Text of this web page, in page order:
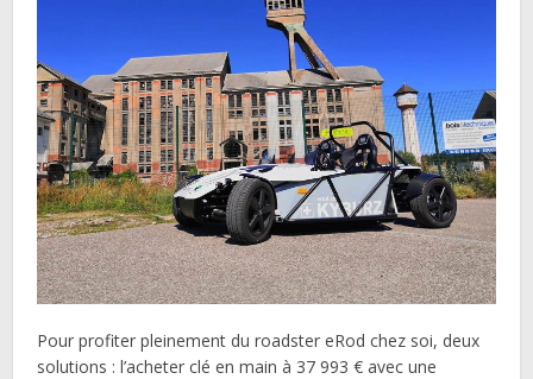
Pour profiter pleinement du roadster eRod chez soi, deux
solutions : l’acheter clé en main à 37 993 € avec une